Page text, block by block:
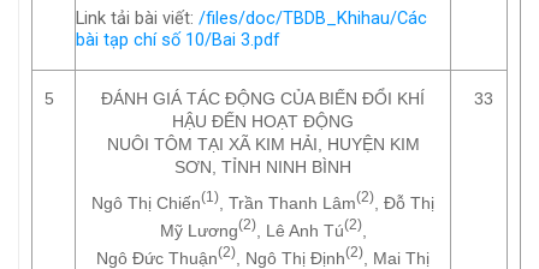
Link tải bài viết: /files/doc/TBDB_Khihau/Các
bài tạp chí số 10/Bai 3.pdf
5
ĐÁNH GIÁ TÁC ĐỘNG CỦA BIẾN ĐỔI KHÍ
HẬU ĐẾN HOẠT ĐỘNG
NUÔI TÔM TẠI XÃ KIM HẢI, HUYỆN KIM
SƠN, TỈNH NINH BÌNH
Ngô Thị Chiến(1) , Trần Thanh Lâm(2)
, Đỗ Thị
Mỹ Lương(2), Lê Anh Tú(2),
Ngô Đức Thuận(2) , Ngô Thị Định(2)
, Mai Thị
33